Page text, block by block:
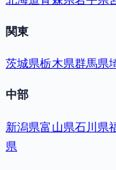
関東
茨城県栃木県群馬県
中部
新潟県富山県石川県
県